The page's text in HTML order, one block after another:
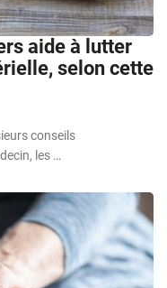
aide à lutter
selon cette
conseils
les …